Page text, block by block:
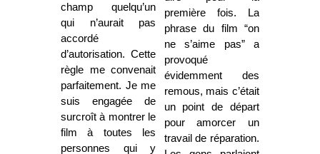
champ quelqu’un
qui n’aurait pas
accordé
d’autorisation. Cette
règle me convenait
parfaitement. Je me
suis engagée de
surcroît à montrer le
film à toutes les
personnes qui y
première fois. La
phrase du film “on
ne s’aime pas” a
provoqué
évidemment des
remous, mais c’était
un point de départ
pour amorcer un
travail de réparation.